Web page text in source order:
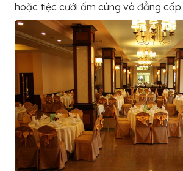
hoặc tiệc cưới ấm cúng và đẳng cấp.